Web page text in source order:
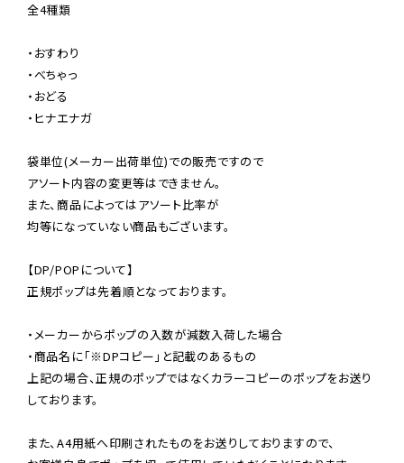
全4種類
・おすわり
・べちゃっ
・おどる
・ヒナエナガ
袋単位(メーカー出荷単位)での販売ですので
アソート内容の変更等はできません。
また、商品によってはアソート比率が
均等になっていない商品もございます。
【DP/POPについて】
正規ポップは先着順となっております。
・メーカーからポップの入数が減数入荷した場合
・商品名に「※DPコピー」と記載のあるもの
上記の場合、正規のポップではなくカラーコピーのポップをお送り
しております。
また、A4用紙へ印刷されたものをお送りしておりますので、